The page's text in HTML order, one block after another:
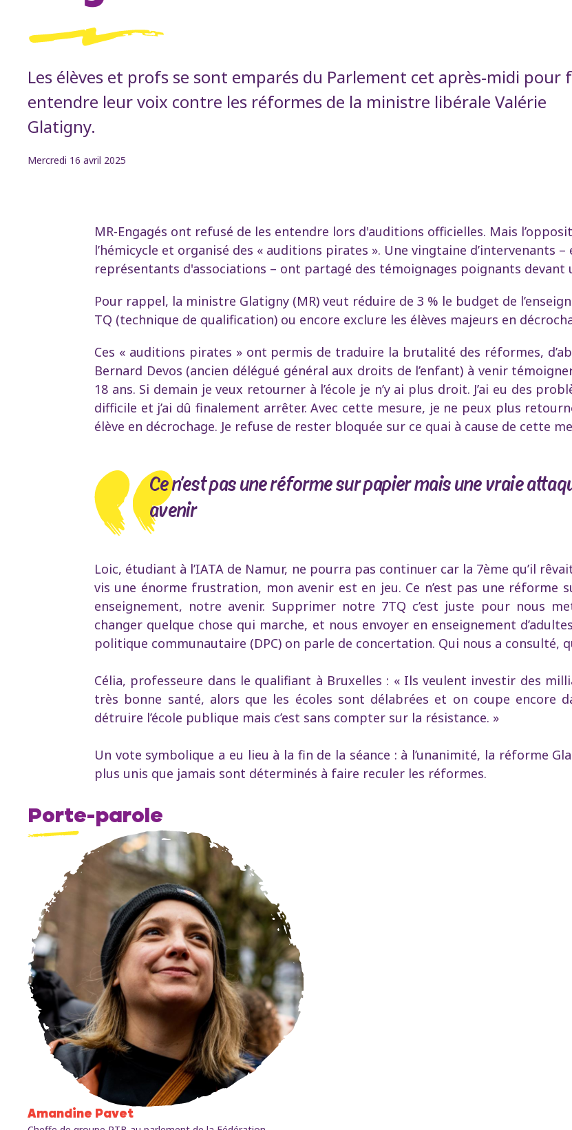
Les élèves et profs se sont emparés du Parlement cet après-midi pour
entendre leur voix contre les réformes de la ministre libérale Valérie
Glatigny.
Mercredi 16 avril 2025
MR-Engagés ont refusé de les entendre lors d'auditions officielles. Mais
l’hémicycle et organisé des « auditions pirates ». Une vingtaine d’intervenants
représentants d'associations – ont partagé des témoignages poignants
Pour rappel, la ministre Glatigny (MR) veut réduire de 3 % le budget de
TQ (technique de qualification) ou encore exclure les élèves majeurs en
Ces « auditions pirates » ont permis de traduire la brutalité des réformes,
Bernard Devos (ancien délégué général aux droits de l’enfant) à venir
18 ans. Si demain je veux retourner à l’école je n’y ai plus droit. J’ai eu des
difficile et j’ai dû finalement arrêter. Avec cette mesure, je ne peux plus
élève en décrochage. Je refuse de rester bloquée sur ce quai à cause de cette
Ce n’est pas une réforme sur papier mais une vraie
avenir
Loic, étudiant à l’IATA de Namur, ne pourra pas continuer car la 7ème qu’il
vis une énorme frustration, mon avenir est en jeu. Ce n’est pas une réforme
enseignement, notre avenir. Supprimer notre 7TQ c’est juste pour nous
changer quelque chose qui marche, et nous envoyer en enseignement
politique communautaire (DPC) on parle de concertation. Qui nous a consulté,
Célia, professeure dans le qualifiant à Bruxelles : « Ils veulent investir des
très bonne santé, alors que les écoles sont délabrées et on coupe encore
détruire l’école publique mais c’est sans compter sur la résistance. »
Un vote symbolique a eu lieu à la fin de la séance : à l’unanimité, la réforme
plus unis que jamais sont déterminés à faire reculer les réformes.
Porte-parole
Amandine Pavet